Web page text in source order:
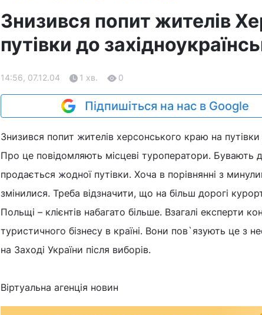
Знизився попит жителів
путівки до
14:56, 07.12.04 1 хв. 0
Підпишіться на нас в Google
Знизився попит жителів херсонського краю на путівки
Про це повідомляють місцеві туроператори. Бувають
продається жодної путівки. Хоча в порівнянні з
змінилися. Треба відзначити, що на більш дорогі
Польщі – клієнтів набагато більше. Взагалі експерти
туристичного бізнесу в країні. Вони пов`язують це з
на Заході України після виборів.
Віртуальна агенція новин